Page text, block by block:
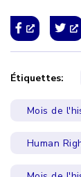
Étiquettes:
Mois de
Human